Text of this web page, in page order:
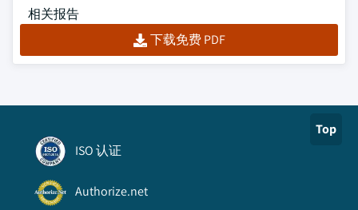
相关报告
下载免费 PDF
Top
ISO 认证
Authorize.net